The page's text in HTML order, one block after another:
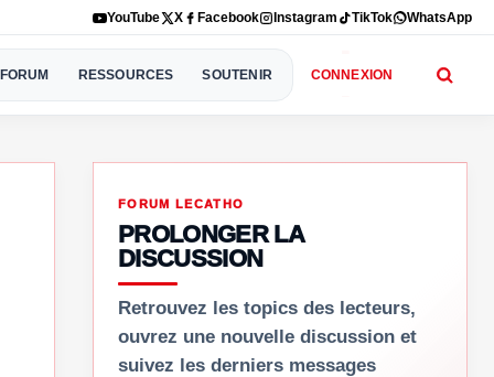
YouTube X Facebook Instagram TikTok WhatsApp
FORUM RESSOURCES SOUTENIR CONNEXION
FORUM LECATHO
PROLONGER LA
DISCUSSION
Retrouvez les topics des lecteurs,
ouvrez une nouvelle discussion et
suivez les derniers messages